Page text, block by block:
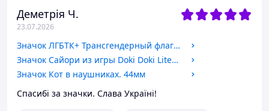
Деметрія Ч.
23.07.2026
Значок ЛГБТК+ Трансгендерный флаг / LGBTQ+ Transgender flag. 44мм
Значок Сайори из игры Doki Doki Literature Club! / Литературный клуб Доки Доки! №1 44мм
Значок Кот в наушниках. 44мм
Спасибі за значки. Слава Україні!